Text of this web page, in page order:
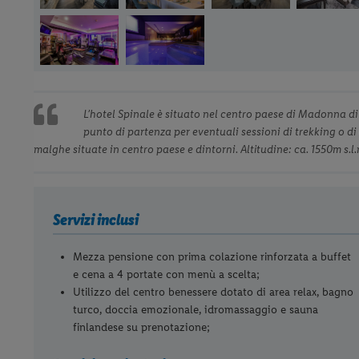
L’hotel Spinale è situato nel centro paese di Madonna
punto di partenza per eventuali sessioni di trekking o
malghe situate in centro paese e dintorni. Altitudine: ca. 1550m
Servizi inclusi
Mezza pensione con prima colazione rinforzata a buffet
e cena a 4 portate con menù a scelta;
Utilizzo del centro benessere dotato di area relax, bagno
turco, doccia emozionale, idromassaggio e sauna
finlandese su prenotazione;